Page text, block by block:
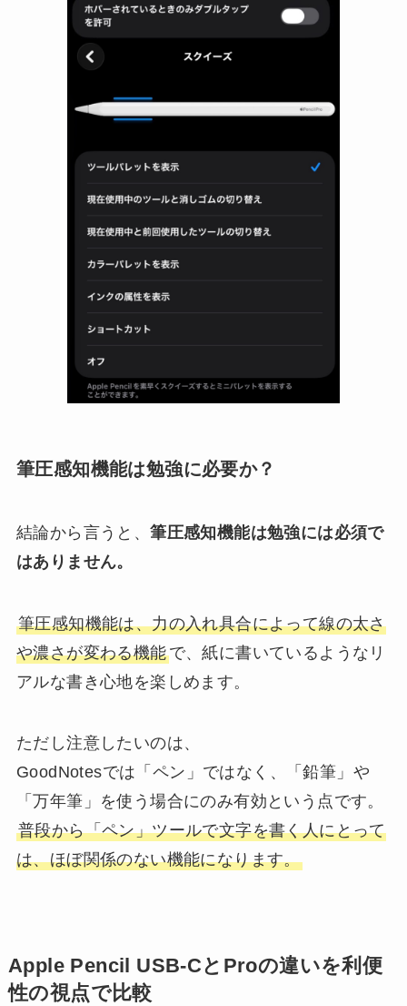
筆圧感知機能は勉強に必要か？
結論から言うと、筆圧感知機能は勉強には必須で
はありません。
筆圧感知機能は、力の入れ具合によって線の太さ
や濃さが変わる機能で、紙に書いているようなリ
アルな書き心地を楽しめます。
ただし注意したいのは、
GoodNotesでは「ペン」ではなく、「鉛筆」や
「万年筆」を使う場合にのみ有効という点です。
普段から「ペン」ツールで文字を書く人にとって
は、ほぼ関係のない機能になります。
Apple Pencil USB-CとProの違いを利便
性の視点で比較